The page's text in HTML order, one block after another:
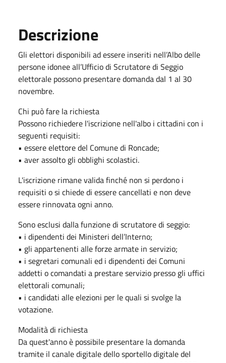
Descrizione
Gli elettori disponibili ad essere inseriti nell’Albo delle
persone idonee all’Ufficio di Scrutatore di Seggio
elettorale possono presentare domanda dal 1 al 30
novembre.
Chi può fare la richiesta
Possono richiedere l'iscrizione nell'albo i cittadini con i
seguenti requisiti:
• essere elettore del Comune di Roncade;
• aver assolto gli obblighi scolastici.
L'iscrizione rimane valida finché non si perdono i
requisiti o si chiede di essere cancellati e non deve
essere rinnovata ogni anno.
Sono esclusi dalla funzione di scrutatore di seggio:
• i dipendenti dei Ministeri dell’Interno;
• gli appartenenti alle forze armate in servizio;
• i segretari comunali ed i dipendenti dei Comuni
addetti o comandati a prestare servizio presso gli uffici
elettorali comunali;
• i candidati alle elezioni per le quali si svolge la
votazione.
Modalità di richiesta
Da quest'anno è possibile presentare la domanda
tramite il canale digitale dello sportello digitale del